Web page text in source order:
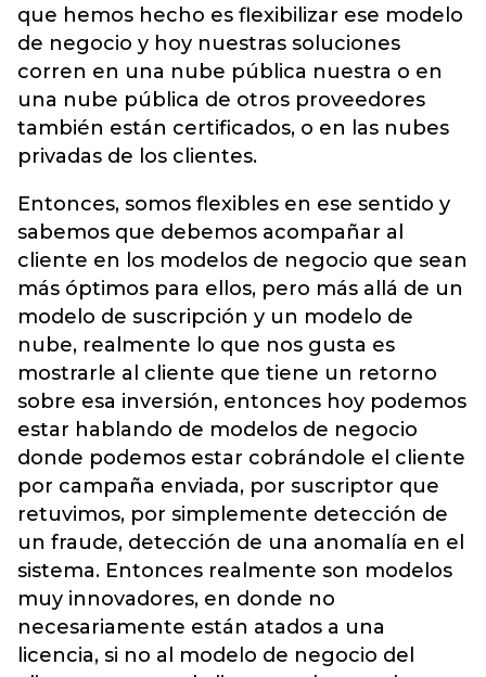
que hemos hecho es flexibilizar ese modelo
de negocio y hoy nuestras soluciones
corren en una nube pública nuestra o en
una nube pública de otros proveedores
también están certificados, o en las nubes
privadas de los clientes.
Entonces, somos flexibles en ese sentido y
sabemos que debemos acompañar al
cliente en los modelos de negocio que sean
más óptimos para ellos, pero más allá de un
modelo de suscripción y un modelo de
nube, realmente lo que nos gusta es
mostrarle al cliente que tiene un retorno
sobre esa inversión, entonces hoy podemos
estar hablando de modelos de negocio
donde podemos estar cobrándole el cliente
por campaña enviada, por suscriptor que
retuvimos, por simplemente detección de
un fraude, detección de una anomalía en el
sistema. Entonces realmente son modelos
muy innovadores, en donde no
necesariamente están atados a una
licencia, si no al modelo de negocio del